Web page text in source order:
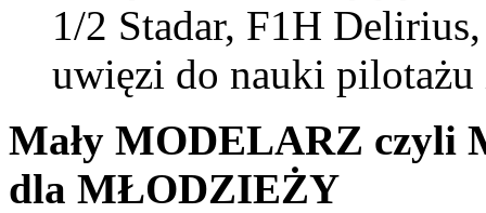
1/2 Stadar, F1H
uwięzi do nauki pilotażu
Mały MODELARZ czyli
dla MŁODZIEŻY